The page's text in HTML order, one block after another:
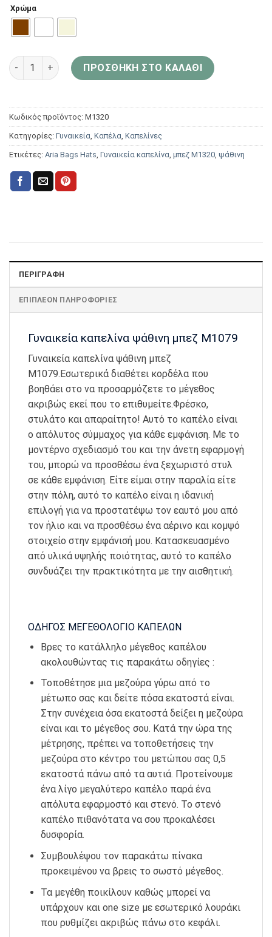
Χρώμα
Aria Bags Hats Γυναικεία καπελίνα ψάθινη μπεζ Μ1079
ΠΡΟΣΘΉΚΗ ΣΤΟ ΚΑΛΆΘΙ
Κωδικός προϊόντος: Μ1320
Κατηγορίες: Γυναικεία Καπέλα Καπελίνες
Ετικέτες: Aria Bags Hats Γυναικεία καπελίνα μπεζ Μ1320 ψάθινη
ΠΕΡΙΓΡΑΦΉ
ΕΠΙΠΛΈΟΝ ΠΛΗΡΟΦΟΡΊΕΣ
Γυναικεία καπελίνα ψάθινη μπεζ Μ1079
Γυναικεία καπελίνα ψάθινη μπεζ
Μ1079.Εσωτερικά διαθέτει κορδέλα που
βοηθάει στο να προσαρμόζετε το μέγεθος
ακριβώς εκεί που το επιθυμείτε.Φρέσκο,
στυλάτο και απαραίτητο! Αυτό το καπέλο είναι
ο απόλυτος σύμμαχος για κάθε εμφάνιση. Με το
μοντέρνο σχεδιασμό του και την άνετη εφαρμογή
του, μπορώ να προσθέσω ένα ξεχωριστό στυλ
σε κάθε εμφάνιση. Είτε είμαι στην παραλία είτε
στην πόλη, αυτό το καπέλο είναι η ιδανική
επιλογή για να προστατέψω τον εαυτό μου από
τον ήλιο και να προσθέσω ένα αέρινο και κομψό
στοιχείο στην εμφάνισή μου. Κατασκευασμένο
από υλικά υψηλής ποιότητας, αυτό το καπέλο
συνδυάζει την πρακτικότητα με την αισθητική.
ΟΔΗΓΟΣ ΜΕΓΕΘΟΛΟΓΙΟ ΚΑΠΕΛΩΝ
Βρες το κατάλληλο μέγεθος καπέλου
ακολουθώντας τις παρακάτω οδηγίες :
Τοποθέτησε μια μεζούρα γύρω από το
μέτωπο σας και δείτε πόσα εκατοστά είναι.
Στην συνέχεια όσα εκατοστά δείξει η μεζούρα
είναι και το μέγεθος σου. Κατά την ώρα της
μέτρησης, πρέπει να τοποθετήσεις την
μεζούρα στο κέντρο του μετώπου σας 0,5
εκατοστά πάνω από τα αυτιά. Προτείνουμε
ένα λίγο μεγαλύτερο καπέλο παρά ένα
απόλυτα εφαρμοστό και στενό. Το στενό
καπέλο πιθανότατα να σου προκαλέσει
δυσφορία.
Συμβουλέψου τον παρακάτω πίνακα
προκειμένου να βρεις το σωστό μέγεθος.
Τα μεγέθη ποικίλουν καθώς μπορεί να
υπάρχουν και one size με εσωτερικό λουράκι
που ρυθμίζει ακριβώς πάνω στο κεφάλι.